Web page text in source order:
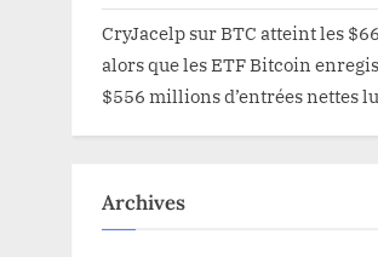
CryJacelp surBTC atteint les
alors que les ETF Bitcoin
$556 millions d’entrées nettes
Archives